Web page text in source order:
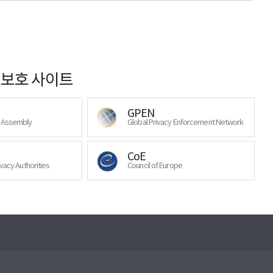
호 사이트
GPEN
Global Privacy Enforcement Network
Authorities
CoE
Council of Europe